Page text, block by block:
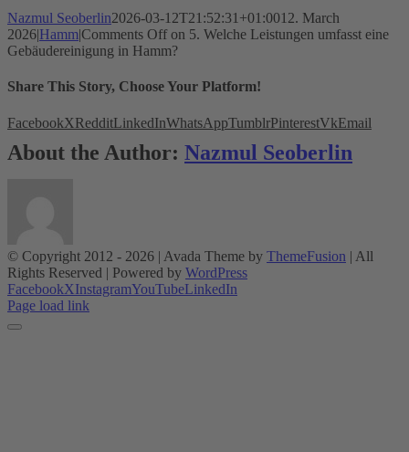
Nazmul Seoberlin2026-03-12T21:52:31+01:0012. March
2026|Hamm|Comments Off on 5. Welche Leistungen umfasst eine
Gebäudereinigung in Hamm?
Share This Story, Choose Your Platform!
FacebookXRedditLinkedInWhatsAppTumblrPinterestVkEmail
About the Author: Nazmul Seoberlin
© Copyright 2012 - 2026 | Avada Theme by ThemeFusion | All
Rights Reserved | Powered by WordPress
FacebookXInstagramYouTubeLinkedIn
Page load link